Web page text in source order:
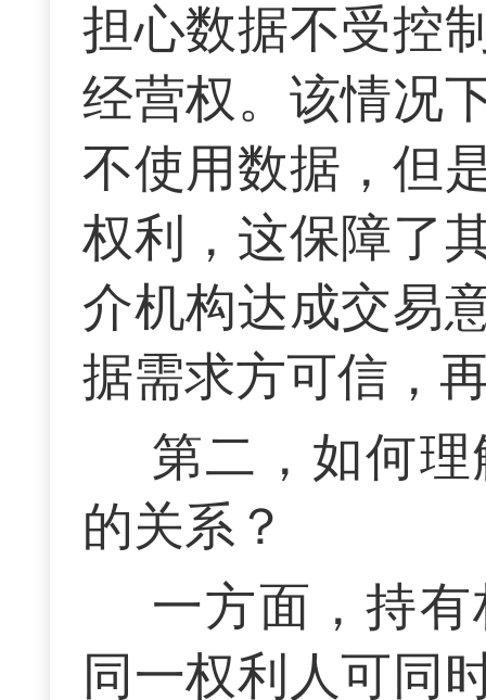
担心数据不受控
经营权。该情况
不使用数据，但
权利，这保障了
介机构达成交易
据需求方可信，
第二，如何
的关系？
一方面，持
同一权利人可同